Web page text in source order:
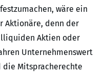
wäre ein
Aktionäre, denn der
Aktien oder
Unternehmenswert
Mitspracherechte